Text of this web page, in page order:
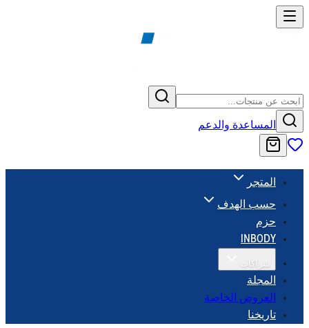
المساعدة والدعم
المتجر
حسب الهدف
حزم
INBODY
شراكات
المجلة
العروض الخاصة
تاريخنا